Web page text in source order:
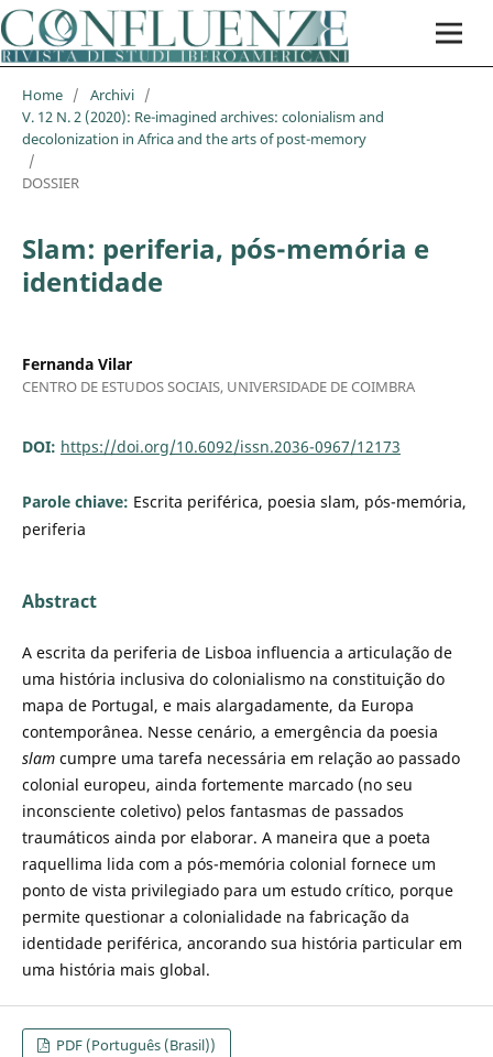
Home / Archivi /
V. 12 N. 2 (2020): Re-imagined archives: colonialism and
decolonization in Africa and the arts of post-memory
/
DOSSIER
Slam: periferia, pós-memória e
identidade
Fernanda Vilar
CENTRO DE ESTUDOS SOCIAIS, UNIVERSIDADE DE COIMBRA
DOI: https://doi.org/10.6092/issn.2036-0967/12173
Parole chiave: Escrita periférica, poesia slam, pós-memória,
periferia
Abstract
A escrita da periferia de Lisboa influencia a articulação de
uma história inclusiva do colonialismo na constituição do
mapa de Portugal, e mais alargadamente, da Europa
contemporânea. Nesse cenário, a emergência da poesia
slamcumpre uma tarefa necessária em relação ao passado
colonial europeu, ainda fortemente marcado (no seu
inconsciente coletivo) pelos fantasmas de passados
traumáticos ainda por elaborar. A maneira que a poeta
raquellima lida com a pós-memória colonial fornece um
ponto de vista privilegiado para um estudo crítico, porque
permite questionar a colonialidade na fabricação da
identidade periférica, ancorando sua história particular em
uma história mais global.
PDF (Português (Brasil))